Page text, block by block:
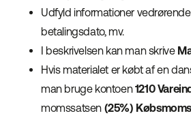
Udfyld informationer
betalingsdato, mv.
I beskrivelsen kan man skrive
Hvis materialet er købt af en
man bruge kontoen1210
momssatsen (25%) Købsmoms